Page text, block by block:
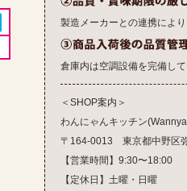
製造メーカーとの連携によ
倉庫内は空調設備を完備し
＜SHOP案内＞
わんにゃんキッチン
〒164-0013 東京都中野区
【営業時間】9:30〜18:00
【定休日】土曜・日曜